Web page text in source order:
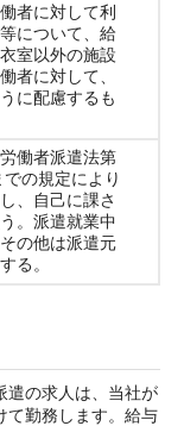
者に対して利
について、給
室以外の施設
者に対して、
に配慮するも
働者派遣法第
の規定により
、自己に課さ
。派遣就業中
の他は派遣元
る。
遣の求人は、当社が
て勤務します。給与